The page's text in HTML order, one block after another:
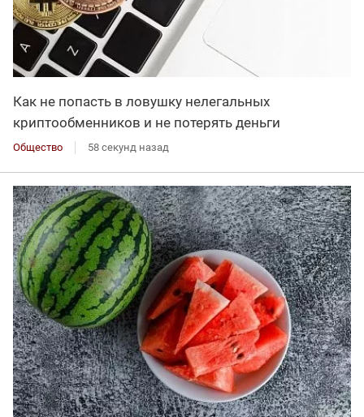
Как не попасть в ловушку нелегальных
криптообменников и не потерять деньги
Общество 58 секунд назад